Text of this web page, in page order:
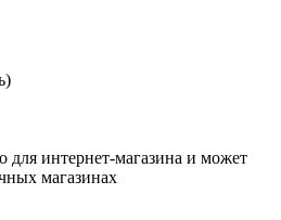
для интернет-магазина и может
магазинах